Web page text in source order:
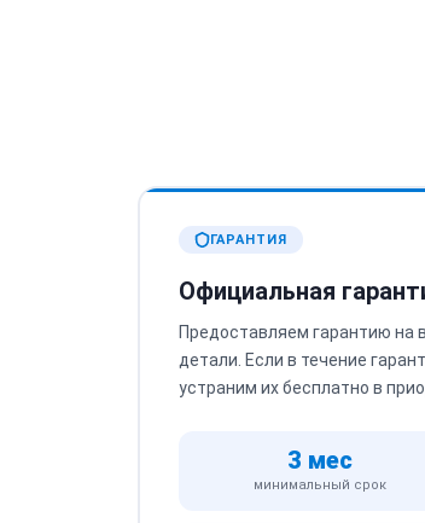
ГАРАНТИЯ
Официальная
Предоставляем гарантию на
детали. Если в течение
устраним их бесплатно в
3 мес
минимальный срок